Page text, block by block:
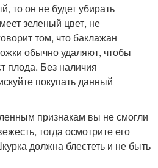
то он не будет убирать
зеленый цвет, не
том, что баклажан
обычно удаляют, чтобы
плода. Без наличия
покупать данный
признакам вы не смогли
тогда осмотрите его
должна блестеть и не быть